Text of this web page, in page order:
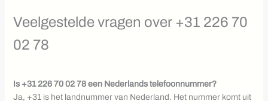
Veelgestelde vragen over +31 226 70
02 78
Is +31 226 70 02 78 een Nederlands telefoonnummer?
Ja, +31 is het landnummer van Nederland. Het nummer komt uit